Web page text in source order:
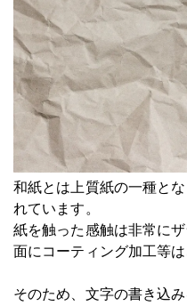
和紙とは上質紙の一種と
れています。
紙を触った感触は非常に
面にコーティング加工等は
そのため、文字の書き込